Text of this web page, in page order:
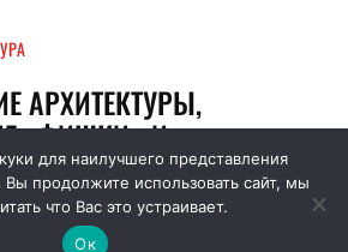
для наилучшего представления
Вы продолжите использовать сайт, мы
что Вас это устраивает.
Ок